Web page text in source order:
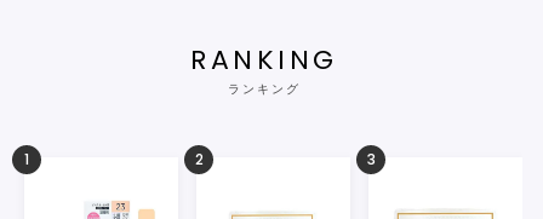
RANKING
ランキング
1 2 3